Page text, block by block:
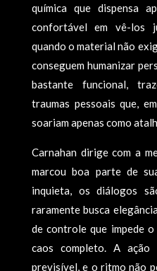
química que dispensa
confortável em vê-los
quando o material não
conseguem humanizar
bastante funcional,
traumas pessoais que,
soariam apenas como
Carnahan dirige com a
marcou boa parte de
inquieta, os diálogos
raramente busca
de controle que impede
caos completo. A ação
previsível, e o ritmo não